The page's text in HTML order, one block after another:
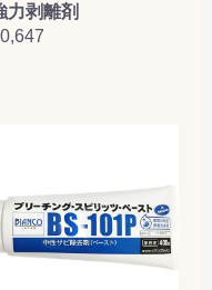
力剥離剤